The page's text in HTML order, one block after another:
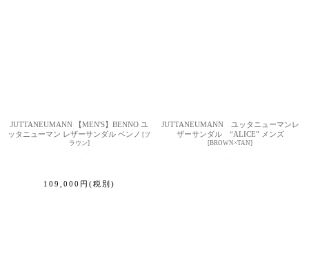
JUTTANEUMANN 【MEN'S】BENNO ユ
ッタニューマン レザーサンダル ベンノ [ブ
ラウン]
109,000 円 (税別)
JUTTANEUMANN ユッタニューマンレ
ザーサンダル “ALICE” メンズ
[BROWN×TAN]